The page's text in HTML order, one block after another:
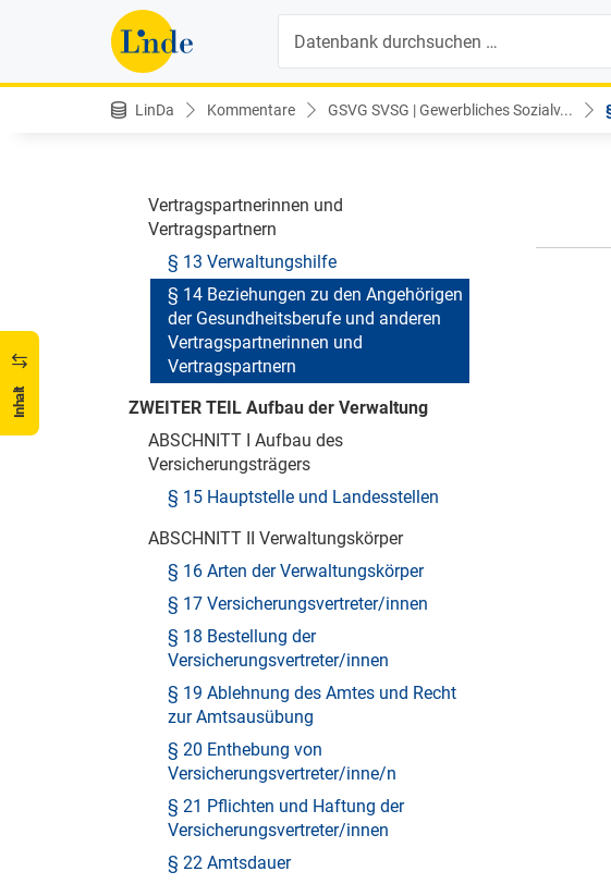
LinDa Kommentare GSVG SVSG | Gewerbliches Sozialv...
Inhalt
ABSCHNITT II Befreiung von Abgaben
§ 12 Persönliche und sachliche
Abgabenfreiheit
ABSCHNITT III Beziehungen des
Vertragspartnerinnen und
Vertragspartnern
§ 13 Verwaltungshilfe
§ 14 Beziehungen zu den Angehörigen
der Gesundheitsberufe und anderen
Vertragspartnerinnen und
Vertragspartnern
ZWEITER TEIL Aufbau der Verwaltung
ABSCHNITT I Aufbau des
Versicherungsträgers
§ 15 Hauptstelle und Landesstellen
ABSCHNITT II Verwaltungskörper
§ 16 Arten der Verwaltungskörper
§ 17 Versicherungsvertreter/innen
§ 18 Bestellung der
Versicherungsvertreter/innen
§ 19 Ablehnung des Amtes und Recht
zur Amtsausübung
§ 20 Enthebung von
Versicherungsvertreter/inne/n
§ 21 Pflichten und Haftung der
Versicherungsvertreter/innen
§ 22 Amtsdauer